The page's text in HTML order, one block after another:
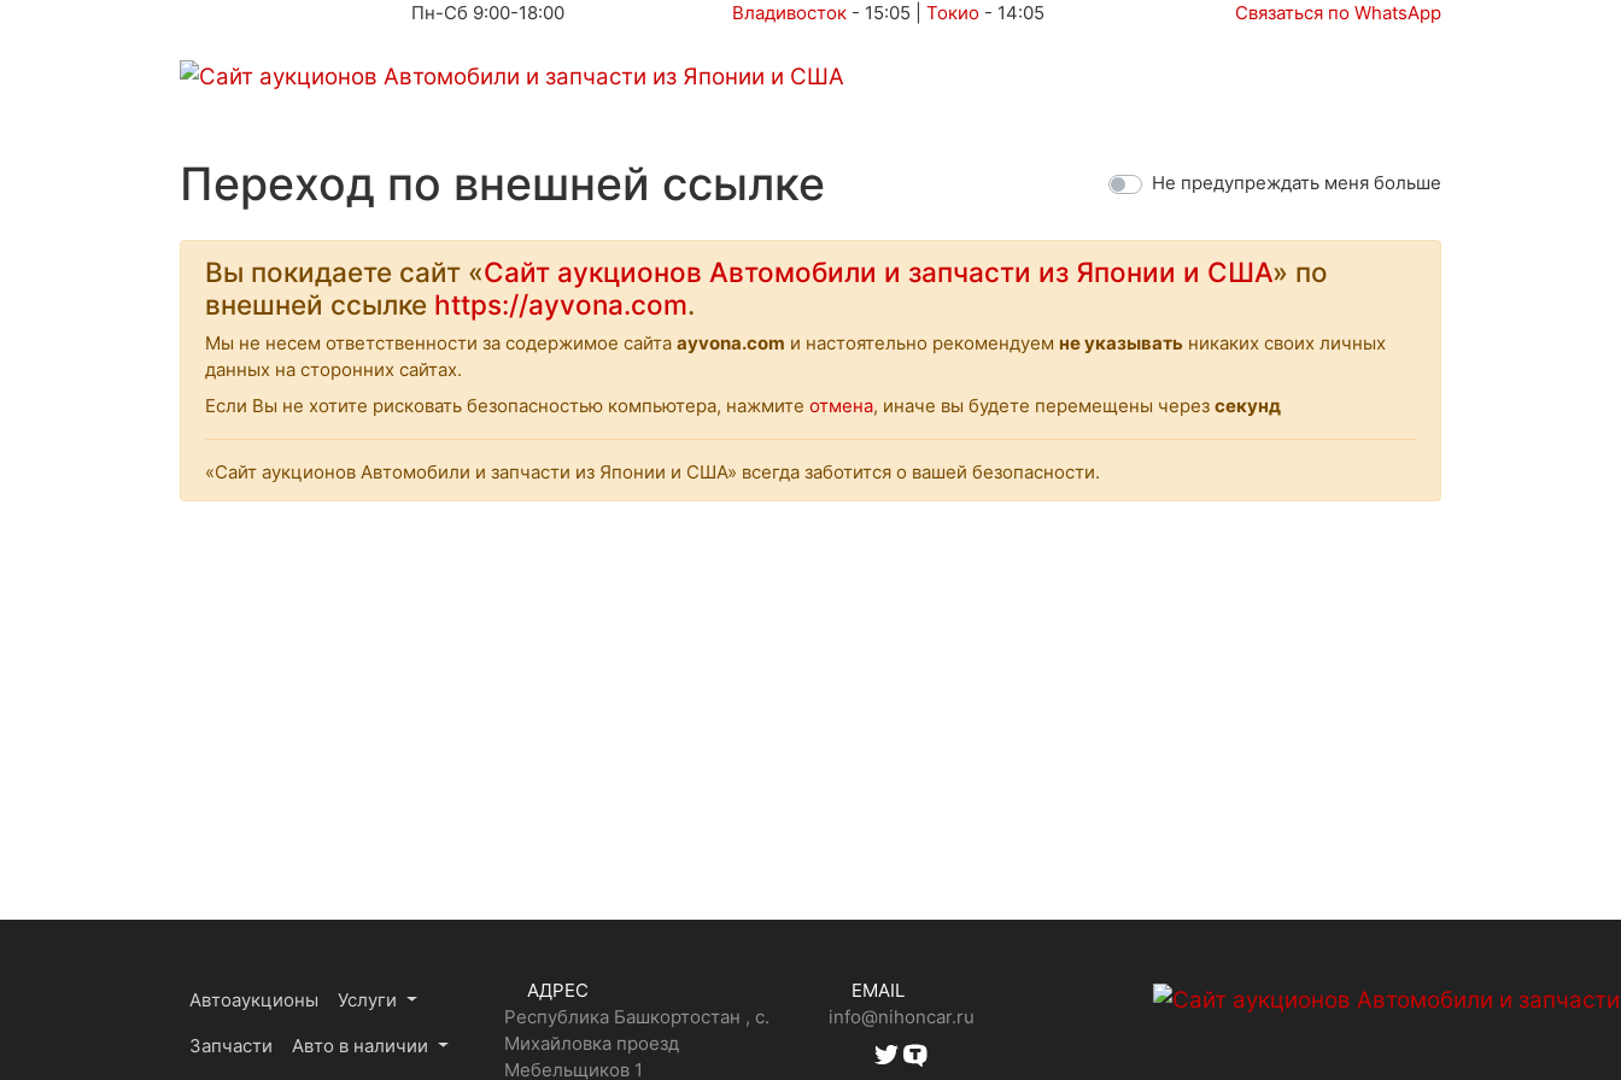
Пн-Сб 9:00-18:00 Владивосток- 15:05 Токио- 14:05
Связаться по WhatsApp
Переход по внешней ссылке Не предупреждать меня больше
Вы покидаете сайт «Сайт аукционов Автомобили и запчасти из Японии и США» по
внешней ссылке https://ayvona.com.
Мы не несем ответственности за содержимое сайтаayvona.com и настоятельно рекомендуем не указывать никаких своих личных
данных на сторонних сайтах.
Если Вы не хотите рисковать безопасностью компьютера, нажмитеотмена, иначе вы будете перемещены черезсекунд
«Сайт аукционов Автомобили и запчасти из Японии и США» всегда заботится о вашей безопасности.
Автоаукционы
Услуги
Запчасти
Авто в наличии
АДРЕС
Республика Башкортостан , с.
Михайловка проезд
Мебельщиков 1
EMAIL
info@nihoncar.ru